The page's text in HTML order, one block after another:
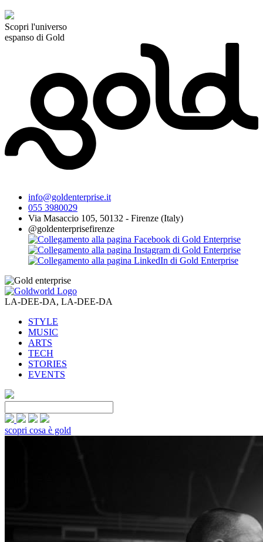
Scopri l'universo
espanso di Gold
info@goldenterprise.it
055 3980029
Via Masaccio 105, 50132 - Firenze (Italy)
@goldenterprisefirenze
LA-DEE-DA, LA-DEE-DA
STYLE
MUSIC
ARTS
TECH
STORIES
EVENTS
scopri cosa è gold